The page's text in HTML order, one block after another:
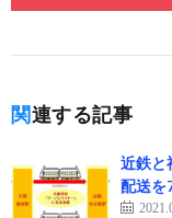
関連する記事
近鉄と
配送を